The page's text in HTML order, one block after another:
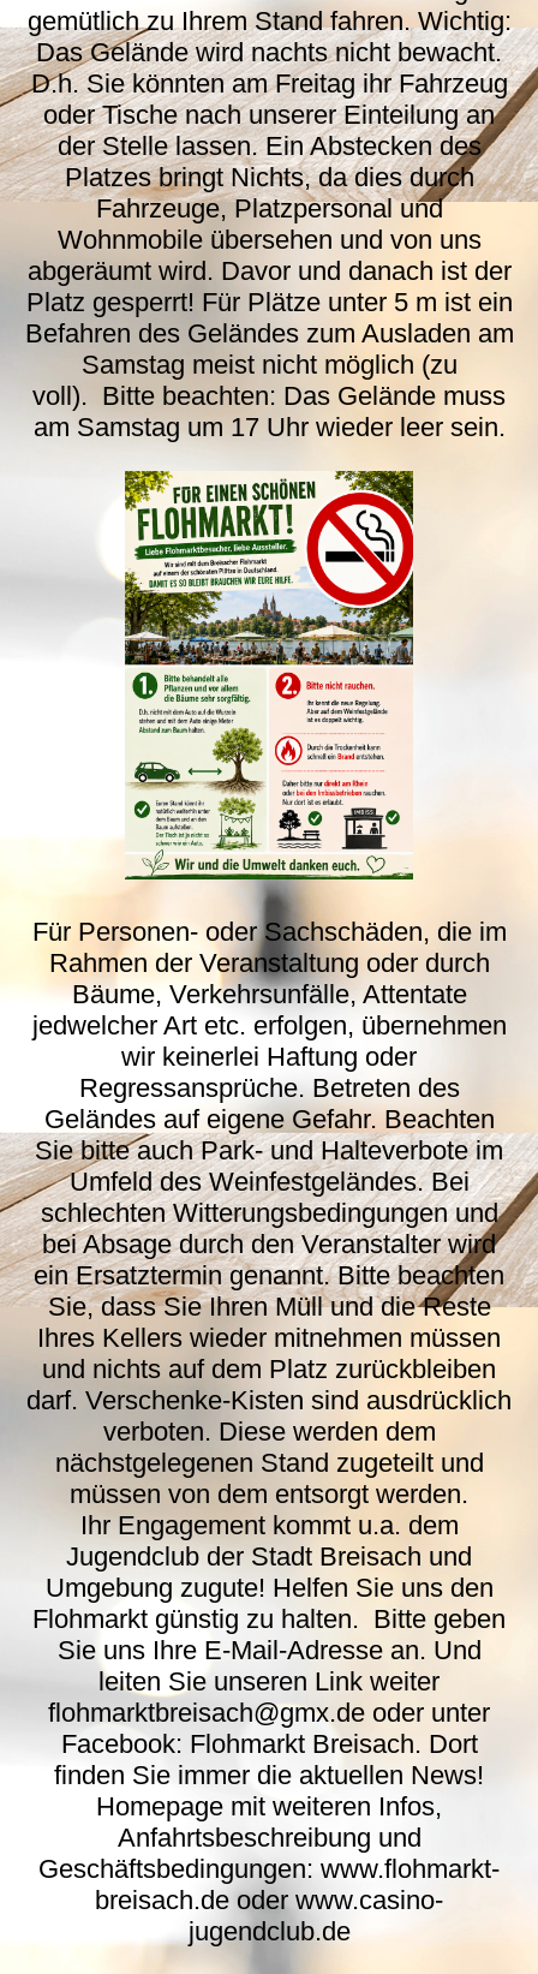
gemütlich zu Ihrem Stand fahren. Wichtig:
Das Gelände wird nachts nicht bewacht.
D.h. Sie könnten am Freitag ihr Fahrzeug
oder Tische nach unserer Einteilung an
der Stelle lassen. Ein Abstecken des
Platzes bringt Nichts, da dies durch
Fahrzeuge, Platzpersonal und
Wohnmobile übersehen und von uns
abgeräumt wird. Davor und danach ist der
Platz gesperrt! Für Plätze unter 5 m ist ein
Befahren des Geländes zum Ausladen am
Samstag meist nicht möglich (zu
voll). Bitte beachten: Das Gelände muss
am Samstag um 17 Uhr wieder leer sein.
Für Personen- oder Sachschäden, die im
Rahmen der Veranstaltung oder durch
Bäume, Verkehrsunfälle, Attentate
jedwelcher Art etc. erfolgen, übernehmen
wir keinerlei Haftung oder
Regressansprüche. Betreten des
Geländes auf eigene Gefahr. Beachten
Sie bitte auch Park- und Halteverbote im
Umfeld des Weinfestgeländes. Bei
schlechten Witterungsbedingungen und
bei Absage durch den Veranstalter wird
ein Ersatztermin genannt. Bitte beachten
Sie, dass Sie Ihren Müll und die Reste
Ihres Kellers wieder mitnehmen müssen
und nichts auf dem Platz zurückbleiben
darf. Verschenke-Kisten sind ausdrücklich
verboten. Diese werden dem
nächstgelegenen Stand zugeteilt und
müssen von dem entsorgt werden.
Ihr Engagement kommt u.a. dem
Jugendclub der Stadt Breisach und
Umgebung zugute! Helfen Sie uns den
Flohmarkt günstig zu halten. Bitte geben
Sie uns Ihre E-Mail-Adresse an. Und
leiten Sie unseren Link weiter
flohmarktbreisach@gmx.de oder unter
Facebook: Flohmarkt Breisach. Dort
finden Sie immer die aktuellen News!
Homepage mit weiteren Infos,
Anfahrtsbeschreibung und
Geschäftsbedingungen: www.flohmarkt-
breisach.de oder www.casino-
jugendclub.de